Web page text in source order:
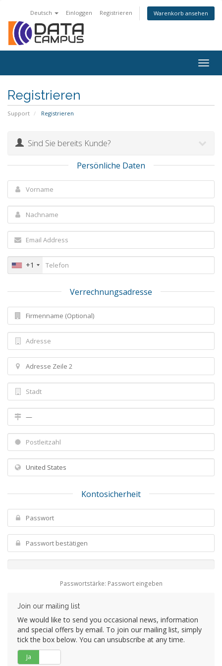
Deutsch Einloggen Registrieren Warenkorb ansehen
Registrieren
Support Registrieren
Sind Sie bereits Kunde?
Persönliche Daten
+1
Verrechnungsadresse
Kontosicherheit
Passwortstärke: Passwort eingeben
Join our mailing list
We would like to send you occasional news, information
and special offers by email. To join our mailing list, simply
tick the box below. You can unsubscribe at any time.
Ja